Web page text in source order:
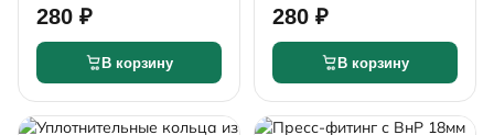
280 ₽
В корзину
18мм х 20 (2.8)мм из
нержавеющей стали
ZTI.509.182028
280 ₽
В корзину